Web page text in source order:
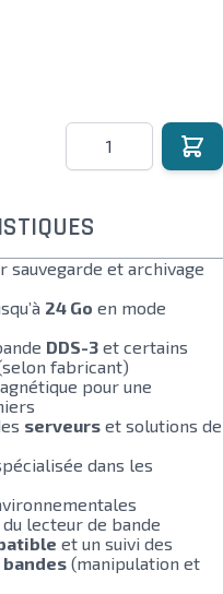
Quantité
sauvegarde et archivage
24 Go en mode
DDS-3 et certains
fabricant)
pour une
serveurs et solutions de
dans les
du lecteur de bande
et un suivi des
(manipulation et